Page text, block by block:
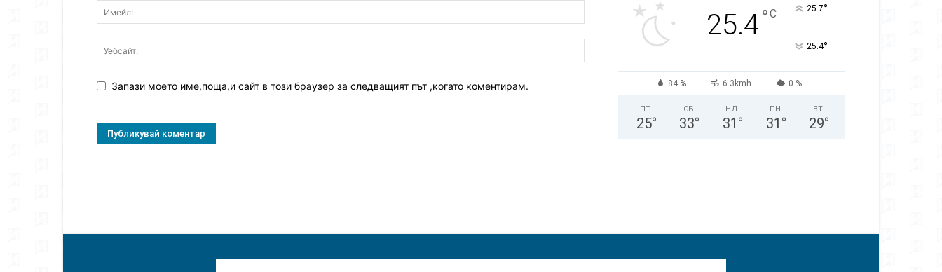
Запази моето име,поща,и сайт в този браузер за следващият път ,когато коментирам.
25.4°C 25.7°
25.4°
84 % 6.3kmh 0 %
ПТ
25°
СБ
33°
НД
31 °
ПН
31 °
ВТ
29°